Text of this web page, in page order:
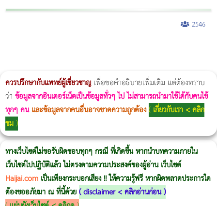
2546
ควรปรึกษากับแพทย์ผู้เชี่ยวชาญเพื่อขอคำอธิบายเพิ่มเติม แต่ต้องทราบ
ว่า ข้อมูลจากอินเตอร์เน็ตเป็นข้อมูลทั่วๆ ไป ไม่สามารถนำมาใช้ได้กับคนไข้
ทุกๆ คน และข้อมูลจากคนอื่นอาจขาดความถูกต้อง( เกี่ยวกับเรา < คลิก
ชม)
ทางเว็บไซต์ไม่ขอรับผิดชอบทุกๆ กรณี ที่เกิดขึ้น หากนำบทความภายใน
เว็บไซต์ไปปฏิบัติแล้ว ไม่ตรงตามความประสงค์ของผู้อ่าน เว็บไซต์
Haijai.com เป็นเพียงกระบอกเสียง !! ให้ความรู้ฟรี หากผิดพลาดประการใด
ต้องขออภัยมา ณ ที่นี้ด้วย(disclaimer < คลิกอ่านก่อน)